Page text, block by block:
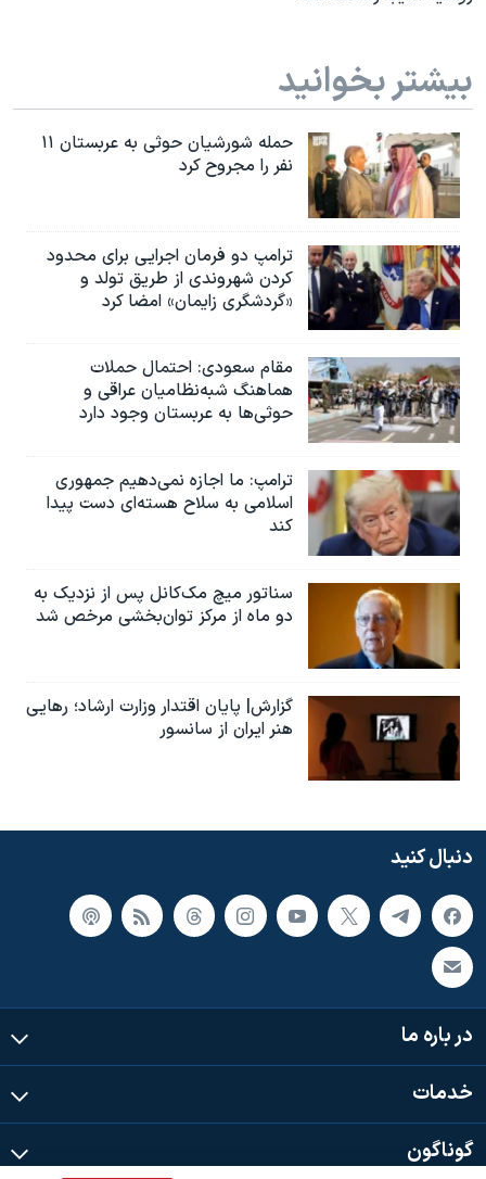
بیشتر بخوانید
حمله شورشیان حوثی به عربستان ۱۱
نفر را مجروح کرد
ترامپ دو فرمان اجرایی برای محدود
کردن شهروندی از طریق تولد و
«گردشگری زایمان» امضا کرد
مقام سعودی: احتمال حملات
هماهنگ شبه‌نظامیان عراقی و
حوثی‌ها به عربستان وجود دارد
ترامپ: ما اجازه نمی‌دهیم جمهوری
اسلامی به سلاح هسته‌ای دست پیدا
کند
سناتور میچ مک‌کانل پس از نزدیک به
دو ماه از مرکز توان‌بخشی مرخص شد
گزارش| پایان اقتدار وزارت ارشاد؛ رهایی
هنر ایران از سانسور
دنبال کنید
در باره ما
خدمات
گوناگون